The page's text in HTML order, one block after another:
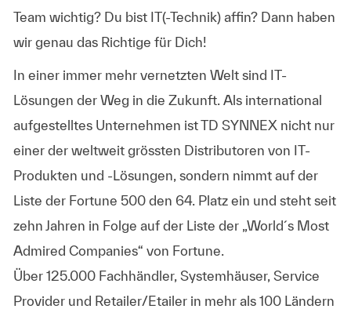
Team wichtig? Du bist IT(-Technik) affin? Dann haben
wir genau das Richtige für Dich!
In einer immer mehr vernetzten Welt sind IT-
Lösungen der Weg in die Zukunft. Als international
aufgestelltes Unternehmen ist TD SYNNEX nicht nur
einer der weltweit grössten Distributoren von IT-
Produkten und -Lösungen, sondern nimmt auf der
Liste der Fortune 500 den 64. Platz ein und steht seit
zehn Jahren in Folge auf der Liste der „World´s Most
Admired Companies“ von Fortune.
Über 125.000 Fachhändler, Systemhäuser, Service
Provider und Retailer/Etailer in mehr als 100 Ländern